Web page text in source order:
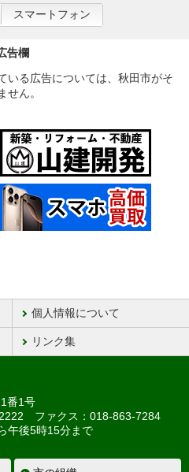
スマートフォン
告欄
いる広告については、秋田市がそ
せん。
個人情報について
リンク集
番1号
ファクス：018-863-7284
午後5時15分まで